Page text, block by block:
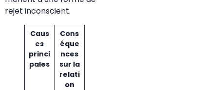
rejet inconscient.
Caus
es
princi
pales
Cons
éque
nces
sur la
relati
on